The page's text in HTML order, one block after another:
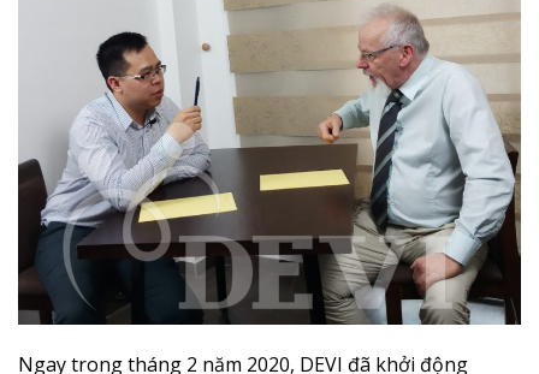
Ngay trong tháng 2 năm 2020, DEVI đã khởi động